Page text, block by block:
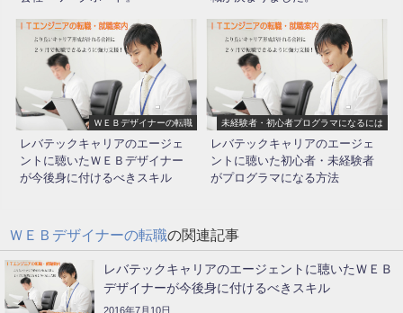
ＷＥＢデザイナーの転職
レバテックキャリアのエージェ
ントに聴いたＷＥＢデザイナー
が今後身に付けるべきスキル
未経験者・初心者プログラマになるには
レバテックキャリアのエージェ
ントに聴いた初心者・未経験者
がプログラマになる方法
ＷＥＢデザイナーの転職の関連記事
レバテックキャリアのエージェントに聴いたＷＥＢ
デザイナーが今後身に付けるべきスキル
2016年7月10日